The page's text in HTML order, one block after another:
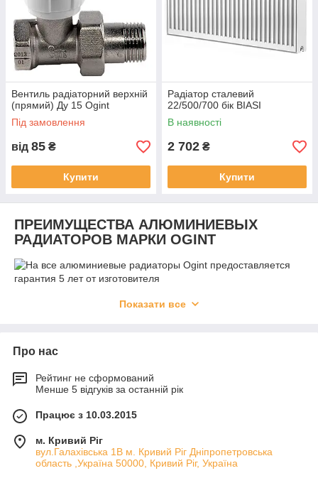
Вентиль радіаторний верхній
(прямий) Ду 15 Ogint
Під замовлення
від 85 ₴
Купити
Радіатор сталевий
22/500/700 бік BIASI
В наявності
2 702 ₴
Купити
ПРЕИМУЩЕСТВА АЛЮМИНИЕВЫХ
РАДИАТОРОВ МАРКИ OGINT
литьевые серий Alpha, Classic и Delta Plus. При разработке
радиаторов в российских сетях.
Алюминиевые радиаторы OGINT отличаются:
высокой теплоотдачей благодаря конструктивным
конвекции;
отличными антикоррозионными свойствами —
изделия подвергаются фосфатированию;
надежностью — мы предоставляем все
Показати все
Про нас
Рейтинг не сформований
Менше 5 відгуків за останній рік
Працює з 10.03.2015
м. Кривий Ріг
вул.Галахівська 1В м. Кривий Ріг Дніпропетровська
область ,Україна 50000, Кривий Ріг, Україна